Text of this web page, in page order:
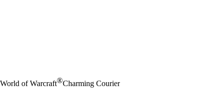
World of Warcraft®Charming Courier